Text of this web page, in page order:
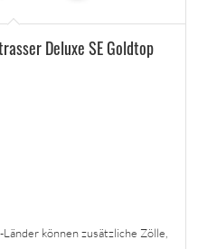
Deluxe SE Goldtop
können zusätzliche Zölle,